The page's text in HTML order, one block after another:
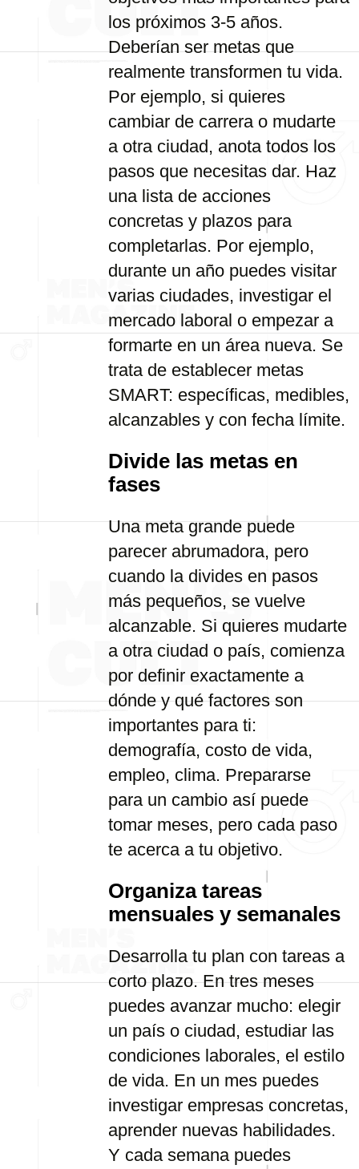
los próximos 3-5 años.
Deberían ser metas que
realmente transformen tu vida.
Por ejemplo, si quieres
cambiar de carrera o mudarte
a otra ciudad, anota todos los
pasos que necesitas dar. Haz
una lista de acciones
concretas y plazos para
completarlas. Por ejemplo,
durante un año puedes visitar
varias ciudades, investigar el
mercado laboral o empezar a
formarte en un área nueva. Se
trata de establecer metas
SMART: específicas, medibles,
alcanzables y con fecha límite.
Divide las metas en
fases
Una meta grande puede
parecer abrumadora, pero
cuando la divides en pasos
más pequeños, se vuelve
alcanzable. Si quieres mudarte
a otra ciudad o país, comienza
por definir exactamente a
dónde y qué factores son
importantes para ti:
demografía, costo de vida,
empleo, clima. Prepararse
para un cambio así puede
tomar meses, pero cada paso
te acerca a tu objetivo.
Organiza tareas
mensuales y semanales
Desarrolla tu plan con tareas a
corto plazo. En tres meses
puedes avanzar mucho: elegir
un país o ciudad, estudiar las
condiciones laborales, el estilo
de vida. En un mes puedes
investigar empresas concretas,
aprender nuevas habilidades.
Y cada semana puedes